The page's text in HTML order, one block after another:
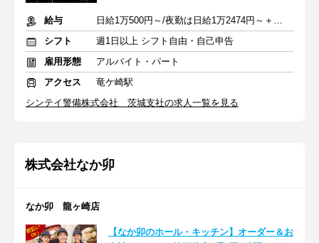
給与
日給1万500円～/夜勤は日給1万2474円～＋交通費※各種手当含む
シフト
週1日以上 シフト自由・自己申告
雇用形態
アルバイト・パート
アクセス
竜ケ崎駅
シンテイ警備株式会社 茨城支社の求人一覧を見る
株式会社なか卯
なか卯 龍ヶ崎店
【なか卯のホール・キッチン】オーダー＆お